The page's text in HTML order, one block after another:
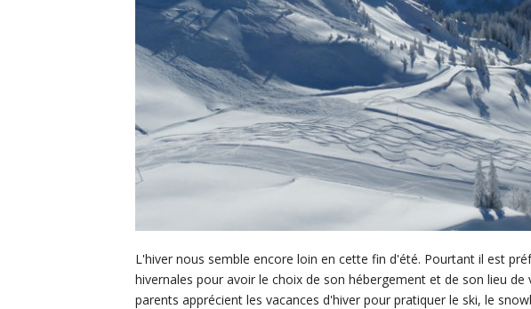
L'hiver nous semble encore loin en cette fin d'été. Pourtant il est
hivernales pour avoir le choix de son hébergement et de son lieu
parents apprécient les vacances d'hiver pour pratiquer le ski, le